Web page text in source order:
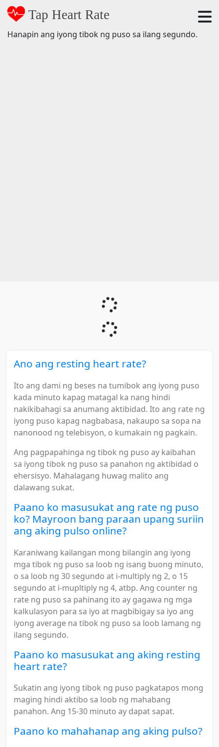
Tap Heart Rate
Hanapin ang iyong tibok ng puso sa ilang segundo.
Ano ang resting heart rate?
Ito ang dami ng beses na tumibok ang iyong puso
kada minuto kapag matagal ka nang hindi
nakikibahagi sa anumang aktibidad. Ito ang rate ng
iyong puso kapag nagbabasa, nakaupo sa sopa na
nanonood ng telebisyon, o kumakain ng pagkain.
Ang pagpapahinga ng tibok ng puso ay kaibahan
sa iyong tibok ng puso sa panahon ng aktibidad o
ehersisyo. Mahalagang huwag malito ang
dalawang sukat.
Paano ko masusukat ang rate ng puso
ko? Mayroon bang paraan upang suriin
ang aking pulso online?
Karaniwang kailangan mong bilangin ang iyong
mga tibok ng puso sa loob ng isang buong minuto,
o sa loob ng 30 segundo at i-multiply ng 2, o 15
segundo at i-mupltiply ng 4, atbp. Ang counter ng
rate ng puso sa pahinang ito ay gagawa ng mga
kalkulasyon para sa iyo at magbibigay sa iyo ang
iyong average na tibok ng puso sa loob lamang ng
ilang segundo.
Paano ko masusukat ang aking resting
heart rate?
Sukatin ang iyong tibok ng puso pagkatapos mong
maging hindi aktibo sa loob ng mahabang
panahon. Ang 15-30 minuto ay dapat sapat.
Paano ko mahahanap ang aking pulso?